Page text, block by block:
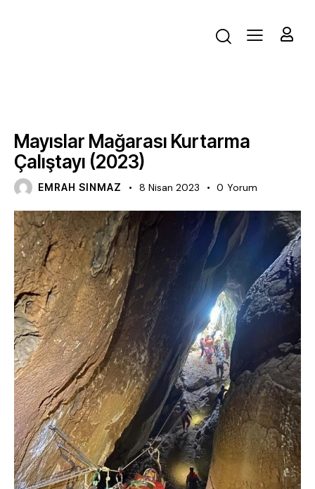
Mayıslar Mağarası Kurtarma
Çalıştayı (2023)
EMRAH SINMAZ 8 Nisan 2023 0 Yorum